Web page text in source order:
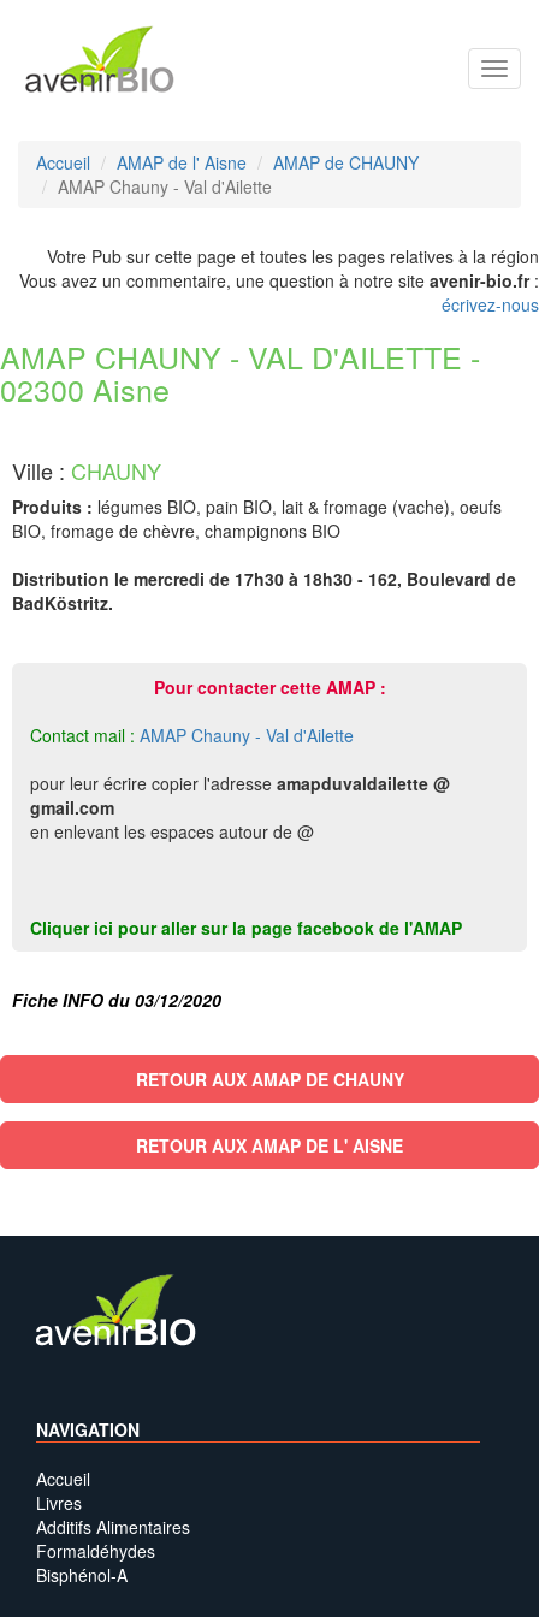
Accueil AMAP de l' Aisne
AMAP de CHAUNY
AMAP Chauny - Val d'Ailette
Votre Pub sur cette page et toutes les pages relatives à la région
Vous avez un commentaire, une question à notre site avenir-bio.fr:
écrivez-nous
AMAP CHAUNY - VAL D'AILETTE -
02300 Aisne
Ville : CHAUNY
Produits : légumes BIO, pain BIO, lait & fromage (vache), oeufs
BIO, fromage de chèvre, champignons BIO
Distribution le mercredi de 17h30 à 18h30 - 162, Boulevard de
BadKöstritz.
Pour contacter cette AMAP :
Contact mail : AMAP Chauny - Val d'Ailette
pour leur écrire copier l'adresse amapduvaldailette @
gmail.com
en enlevant les espaces autour de @
Cliquer ici pour aller sur la page facebook de l'AMAP
Fiche INFO du 03/12/2020
RETOUR AUX AMAP DE CHAUNY
RETOUR AUX AMAP DE L' AISNE
NAVIGATION
Accueil
Livres
Additifs Alimentaires
Formaldéhydes
Bisphénol-A